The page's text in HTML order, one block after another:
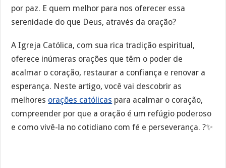
por paz. E quem melhor para nos oferecer essa
serenidade do que Deus, através da oração?
A Igreja Católica, com sua rica tradição espiritual,
oferece inúmeras orações que têm o poder de
acalmar o coração, restaurar a confiança e renovar a
esperança. Neste artigo, você vai descobrir as
melhores orações católicas para acalmar o coração,
compreender por que a oração é um refúgio poderoso
e como vivê-la no cotidiano com fé e perseverança. ?✨